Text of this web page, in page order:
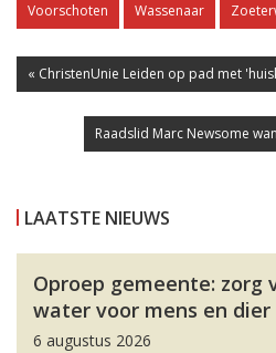
Voorschoten
Wassenaar
« ChristenUnie Leiden op pad met
Raadslid Marc Newsome
LAATSTE NIEUWS
Oproep gemeente: zorg
water voor mens en dier
6 augustus 2026